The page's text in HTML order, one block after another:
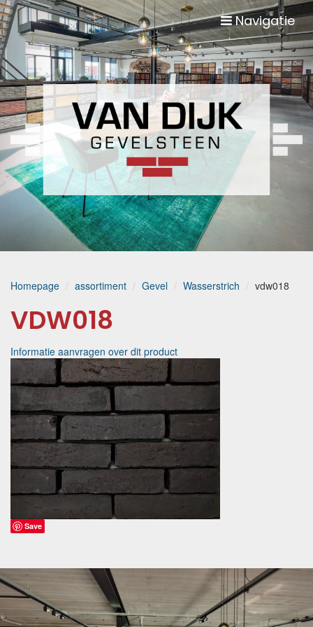
Navigatie
Homepage assortiment Gevel Wasserstrich vdw018
VDW018
Informatie aanvragen over dit product
Save